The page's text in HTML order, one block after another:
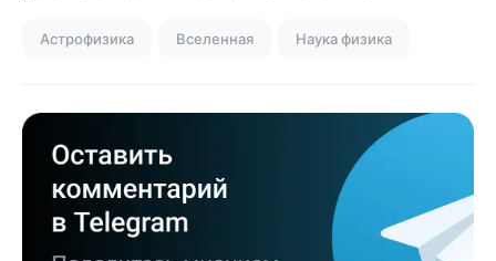
Астрофизика Вселенная Наука физика